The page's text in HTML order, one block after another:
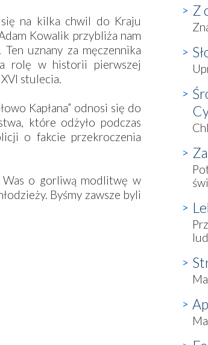
na kilka chwil do Kraju
Kowalik przybliża nam
Ten uznany za męczennika
rolę w historii pierwszej
stulecia.
Kapłana” odnosi się do
które odżyło podczas
o fakcie przekroczenia
Was o gorliwą modlitwę w
Byśmy zawsze byli
Z